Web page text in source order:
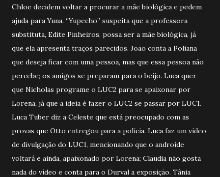
Chloe decidem voltar a procurar a mãe biológica e pedem
ajuda para Yuna. “Yupecho” suspeita que a professora
substituta, Edite Pinheiros, possa ser a mãe biológica, já
que ela apresenta traços parecidos. João conta a Poliana
que deseja ficar com uma pessoa, mas que essa pessoa não
percebe; os amigos se preparam para o beijo. Luca quer
que Nicholas programe o LUC2 para se apaixonar por
Lorena, já que a ideia é fazer o LUC2 se passar por LUC1.
Luca Tuber diz a Celeste que está preocupado com as
provas que Otto entregou para a polícia. Luca faz um vídeo
de divulgação do LUC1, mencionando que o androide
voltará e ainda, apaixonado por Lorena; Claudia não gosta
nada do vídeo e conta para o Durval a exposição. Tânia